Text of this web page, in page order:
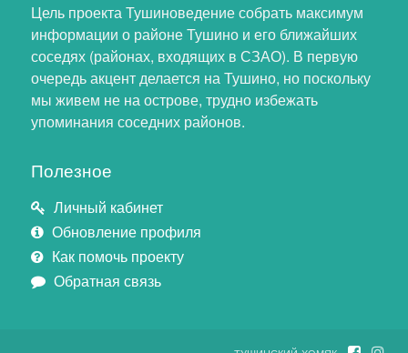
Цель проекта Тушиноведение собрать максимум
информации о районе Тушино и его ближайших
соседях (районах, входящих в СЗАО). В первую
очередь акцент делается на Тушино, но поскольку
мы живем не на острове, трудно избежать
упоминания соседних районов.
Полезное
Личный кабинет
Обновление профиля
Как помочь проекту
Обратная связь